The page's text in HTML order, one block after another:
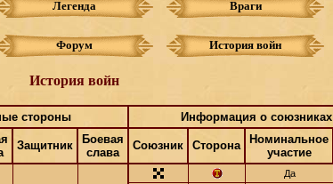
Легенда Враги
Форум История войн
История войн
стороны Информация о союзниках
Защитник
Боевая
слава
Союзник Сторона
Номинальное
участие
Да